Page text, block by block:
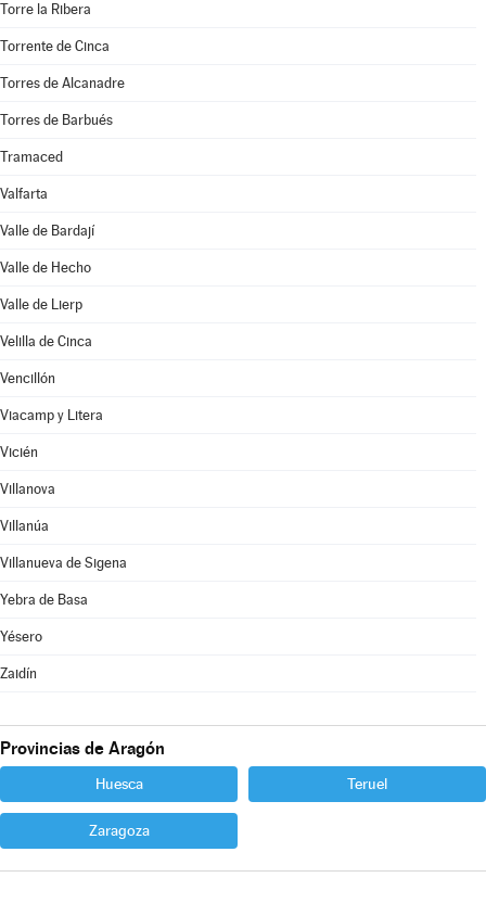
Torre la Ribera
Torrente de Cinca
Torres de Alcanadre
Torres de Barbués
Tramaced
Valfarta
Valle de Bardají
Valle de Hecho
Valle de Lierp
Velilla de Cinca
Vencillón
Viacamp y Litera
Vicién
Villanova
Villanúa
Villanueva de Sigena
Yebra de Basa
Yésero
Zaidín
Provincias de Aragón
Huesca Teruel
Zaragoza